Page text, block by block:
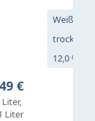
Preis:
€
Liter
Liter
Weißwein
trocken
12,0 % vol.